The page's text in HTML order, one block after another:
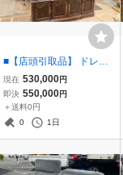
■【店頭引取品】 ドレク
セルヘリテイジ DREXEL
HERITAGE フランチェス
カ 4枚扉キャビネット US
ED（有料自社便もあり）
現在 530,000円
即決 550,000円
＋送料0円
0
1日